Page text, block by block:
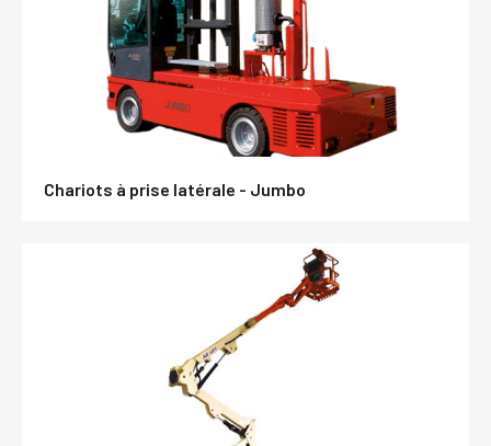
Chariots à prise latérale - Jumbo